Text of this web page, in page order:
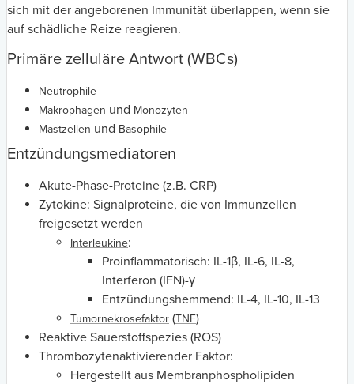
sich mit der angeborenen Immunität überlappen, wenn sie
auf schädliche Reize reagieren.
Primäre zelluläre Antwort (WBCs)
Neutrophile
Makrophagen und Monozyten
Mastzellen und Basophile
Entzündungsmediatoren
Akute-Phase-Proteine (z.B. CRP)
Zytokine: Signalproteine, die von Immunzellen
freigesetzt werden
Interleukine:
Proinflammatorisch: IL-1β, IL-6, IL-8,
Interferon (IFN)-γ
Entzündungshemmend: IL-4, IL-10, IL-13
Tumornekrosefaktor (TNF)
Reaktive Sauerstoffspezies (ROS)
Thrombozytenaktivierender Faktor:
Hergestellt aus Membranphospholipiden